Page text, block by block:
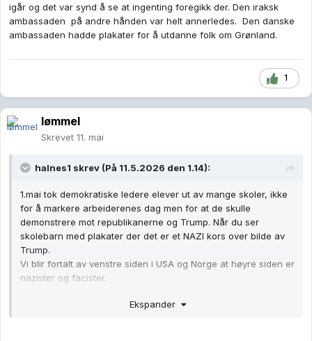
igår og det var synd å se at ingenting foregikk der. Den iraksk
ambassaden på andre hånden var helt annerledes. Den danske
ambassaden hadde plakater for å utdanne folk om Grønland.
1
lømmel
Skrevet 11. mai
halnes1 skrev (På 11.5.2026 den 1.14):
1.mai tok demokratiske ledere elever ut av mange skoler, ikke
for å markere arbeiderenes dag men for at de skulle
demonstrere mot republikanerne og Trump. Når du ser
skolebarn med plakater der det er et NAZI kors over bilde av
Trump.
Vi blir fortalt av venstre siden i USA og Norge at høyre siden er
nazister og facister.
MEN dette minner om HITLERJUNGED.
Ekspander